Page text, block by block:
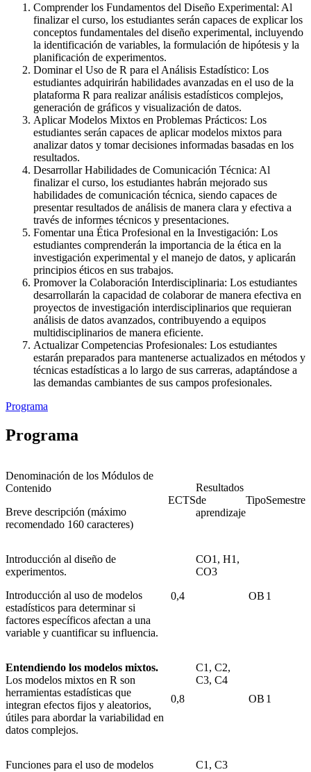
Comprender los Fundamentos del Diseño Experimental: Al
finalizar el curso, los estudiantes serán capaces de explicar los
conceptos fundamentales del diseño experimental, incluyendo
la identificación de variables, la formulación de hipótesis y la
planificación de experimentos.
Dominar el Uso de R para el Análisis Estadístico: Los
estudiantes adquirirán habilidades avanzadas en el uso de la
plataforma R para realizar análisis estadísticos complejos,
generación de gráficos y visualización de datos.
Aplicar Modelos Mixtos en Problemas Prácticos: Los
estudiantes serán capaces de aplicar modelos mixtos para
analizar datos y tomar decisiones informadas basadas en los
resultados.
Desarrollar Habilidades de Comunicación Técnica: Al
finalizar el curso, los estudiantes habrán mejorado sus
habilidades de comunicación técnica, siendo capaces de
presentar resultados de análisis de manera clara y efectiva a
través de informes técnicos y presentaciones.
Fomentar una Ética Profesional en la Investigación: Los
estudiantes comprenderán la importancia de la ética en la
investigación experimental y el manejo de datos, y aplicarán
principios éticos en sus trabajos.
Promover la Colaboración Interdisciplinaria: Los estudiantes
desarrollarán la capacidad de colaborar de manera efectiva en
proyectos de investigación interdisciplinarios que requieran
análisis de datos avanzados, contribuyendo a equipos
multidisciplinarios de manera eficiente.
Actualizar Competencias Profesionales: Los estudiantes
estarán preparados para mantenerse actualizados en métodos y
técnicas estadísticas a lo largo de sus carreras, adaptándose a
las demandas cambiantes de sus campos profesionales.
Programa
Programa
Denominación de los Módulos de
Contenido
Breve descripción (máximo
recomendado 160 caracteres)
ECTS
Resultados
de
aprendizaje
TipoSemestre
Introducción al diseño de
experimentos.
Introducción al uso de modelos
estadísticos para determinar si
factores específicos afectan a una
variable y cuantificar su influencia.
0,4
CO1, H1,
CO3
OB 1
Entendiendo los modelos mixtos.
Los modelos mixtos en R son
herramientas estadísticas que
integran efectos fijos y aleatorios,
útiles para abordar la variabilidad en
datos complejos.
0,8
C1, C2,
C3, C4
OB 1
Funciones para el uso de modelos
C1, C3